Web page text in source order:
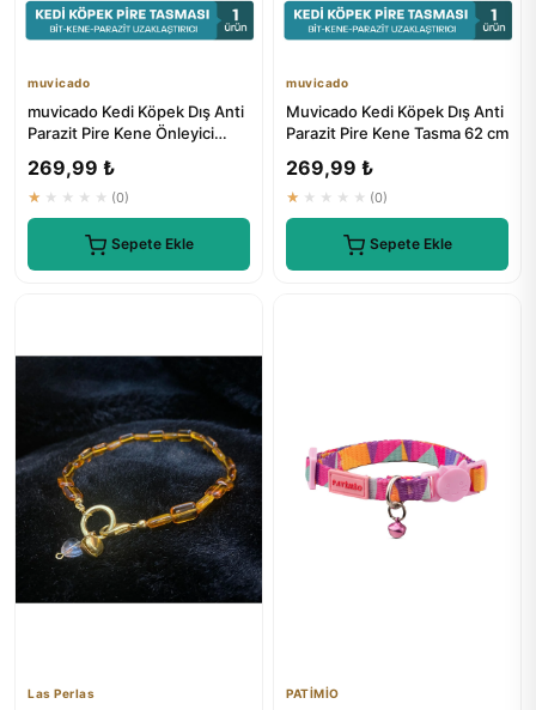
muvicado
muvicado Kedi Köpek Dış Anti
Parazit Pire Kene Önleyici
269,99 ₺
★★★★★ (0)
Sepete Ekle
muvicado
Muvicado Kedi Köpek Dış Anti
Parazit Pire Kene Tasma 62 cm
269,99 ₺
★★★★★ (0)
Sepete Ekle
Las Perlas PATİMİO